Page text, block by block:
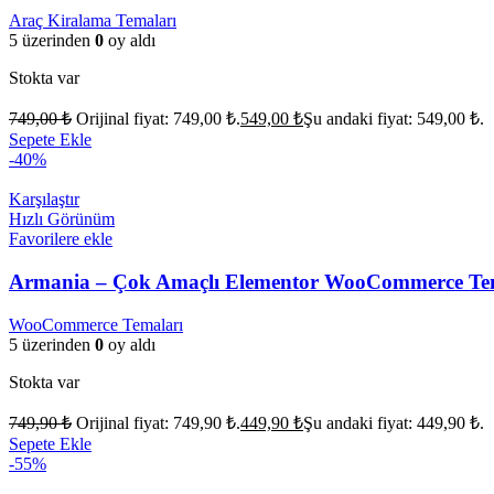
Araç Kiralama Temaları
5 üzerinden 0 oy aldı
Stokta var
749,00₺ Orijinal fiyat: 749,00 ₺.549,00 ₺Şu andaki fiyat: 549,00 ₺.
Sepete Ekle
-40%
Karşılaştır
Hızlı Görünüm
Favorilere ekle
Armania – Çok Amaçlı Elementor WooCommerce
WooCommerce Temaları
5 üzerinden 0 oy aldı
Stokta var
749,90₺ Orijinal fiyat: 749,90 ₺.449,90 ₺Şu andaki fiyat: 449,90 ₺.
Sepete Ekle
-55%